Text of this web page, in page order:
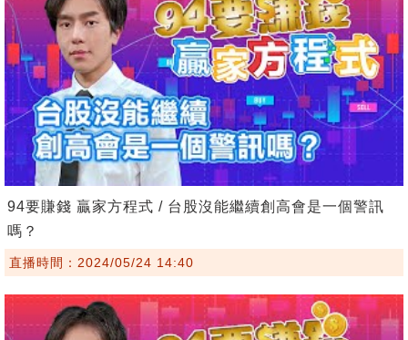
94要賺錢 贏家方程式 / 台股沒能繼續創高會是一個警訊
嗎？
直播時間：2024/05/24 14:40